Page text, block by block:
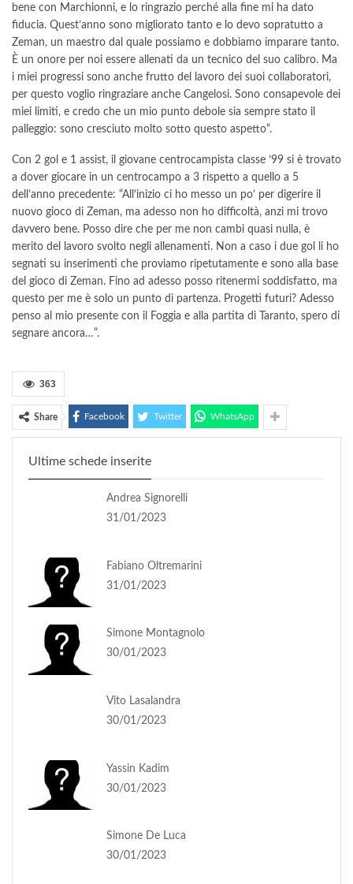
bene con Marchionni, e lo ringrazio perché alla fine mi ha dato
fiducia. Quest’anno sono migliorato tanto e lo devo sopratutto a
Zeman, un maestro dal quale possiamo e dobbiamo imparare tanto.
È un onore per noi essere allenati da un tecnico del suo calibro. Ma
i miei progressi sono anche frutto del lavoro dei suoi collaboratori,
per questo voglio ringraziare anche Cangelosi. Sono consapevole dei
miei limiti, e credo che un mio punto debole sia sempre stato il
palleggio: sono cresciuto molto sotto questo aspetto“.
Con 2 gol e 1 assist, il giovane centrocampista classe ’99 si è trovato
a dover giocare in un centrocampo a 3 rispetto a quello a 5
dell’anno precedente: “All’inizio ci ho messo un po’ per digerire il
nuovo gioco di Zeman, ma adesso non ho difficoltà, anzi mi trovo
davvero bene. Posso dire che per me non cambi quasi nulla, è
merito del lavoro svolto negli allenamenti. Non a caso i due gol li ho
segnati su inserimenti che proviamo ripetutamente e sono alla base
del gioco di Zeman. Fino ad adesso posso ritenermi soddisfatto, ma
questo per me è solo un punto di partenza. Progetti futuri? Adesso
penso al mio presente con il Foggia e alla partita di Taranto, spero di
segnare ancora…”.
363
Share Facebook Twitter WhatsApp
Ultime schede inserite
Andrea Signorelli
31/01/2023
Fabiano Oltremarini
31/01/2023
Simone Montagnolo
30/01/2023
Vito Lasalandra
30/01/2023
Yassin Kadim
30/01/2023
Simone De Luca
30/01/2023